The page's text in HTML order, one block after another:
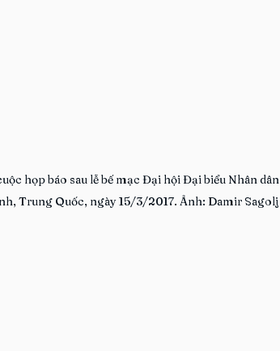
họp báo sau lễ bế mạc Đại hội Đại biểu Nhân dân
Trung Quốc, ngày 15/3/2017. Ảnh: Damir Sagolj